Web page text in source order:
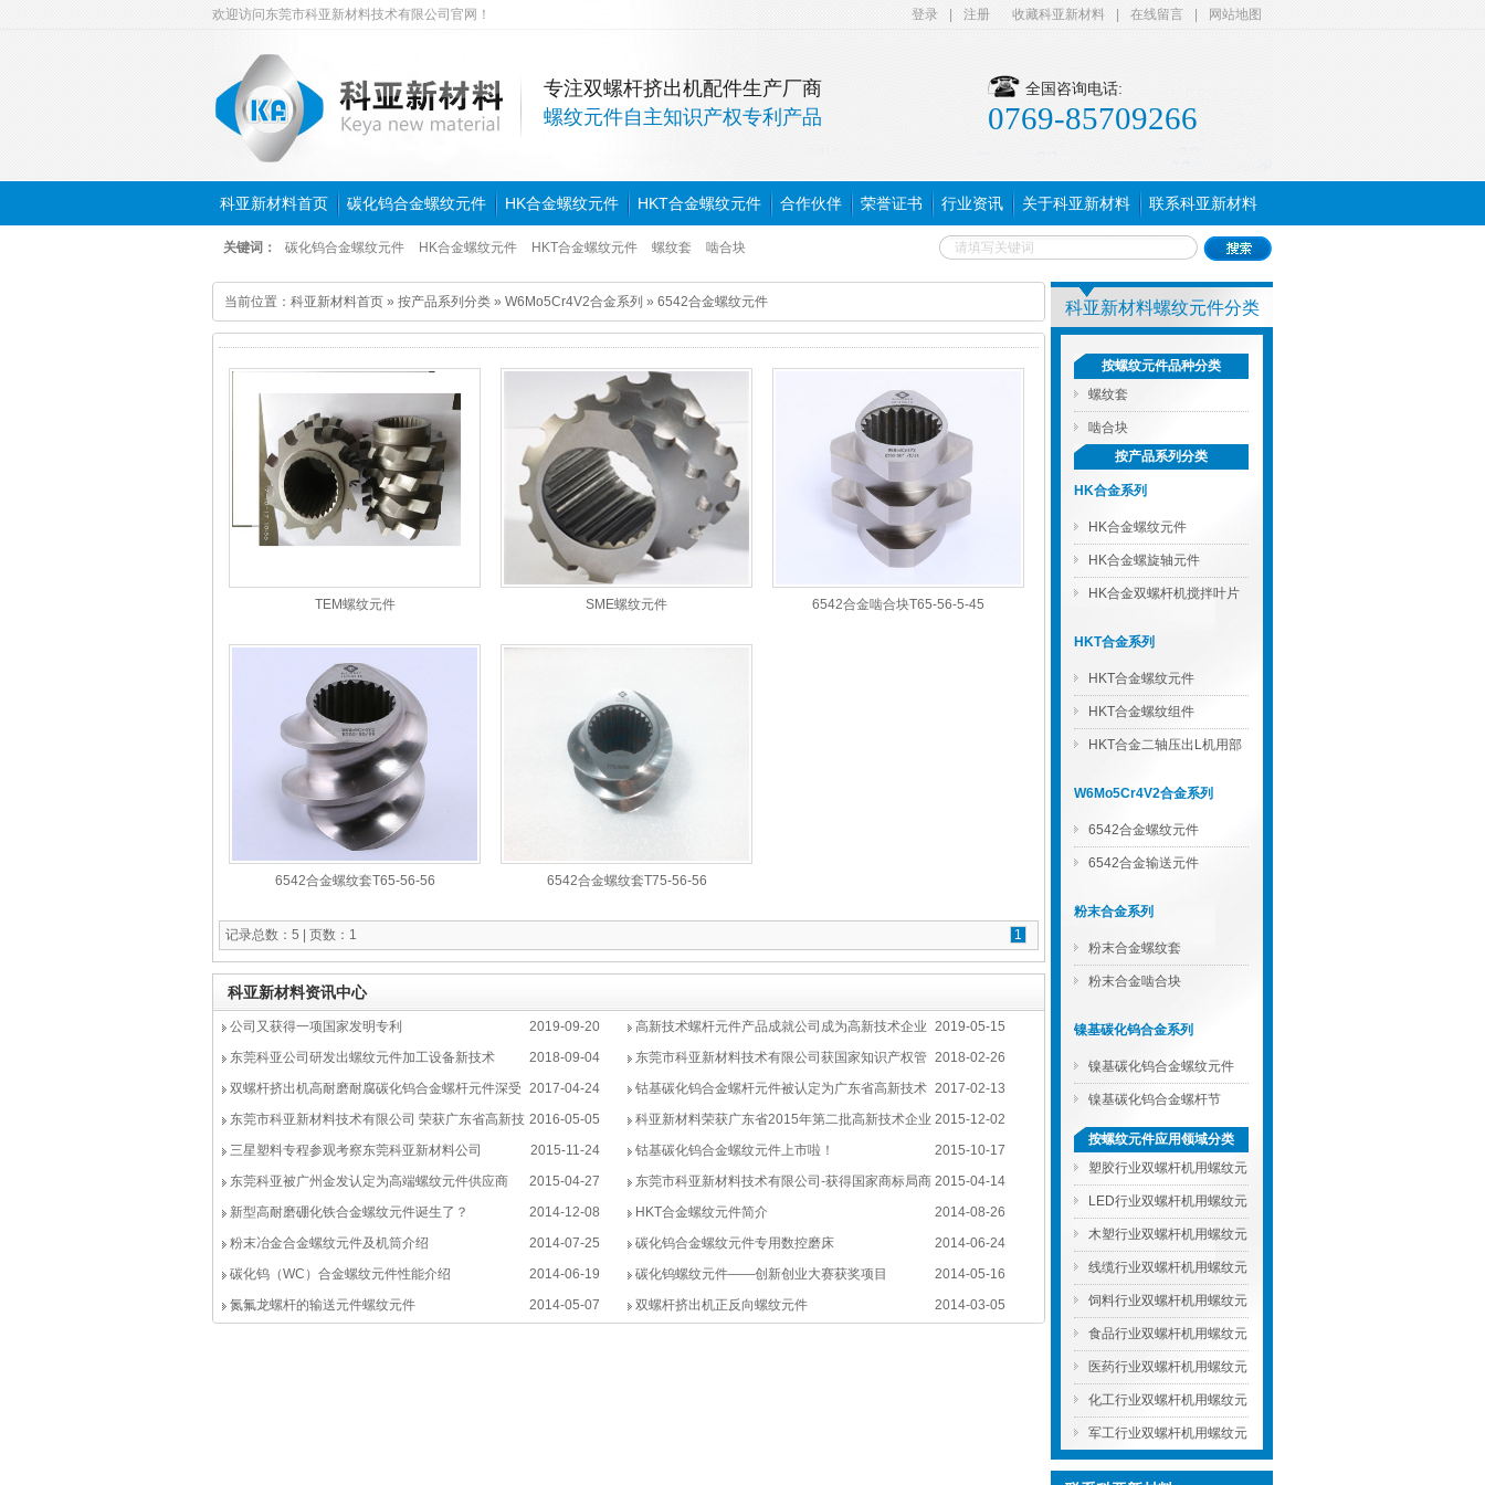
登录 注册 收藏科亚新材料 在线留言 网站地图
欢迎访问东莞市科亚新材料技术有限公司官网！
专注双螺杆挤出机配件生产厂商
螺纹元件自主知识产权专利产品
全国咨询电话:
0769-85709266
科亚新材料首页 碳化钨合金螺纹元件 HK合金螺纹元件 HKT合金螺纹元件 合作伙伴 荣誉证书 行业资讯 关于科亚新材料 联系科亚新材料
关键词： 碳化钨合金螺纹元件 HK合金螺纹元件 HKT合金螺纹元件 螺纹套 啮合块
当前位置： 科亚新材料首页 » 按产品系列分类 » W6Mo5Cr4V2合金系列 » 6542合金螺纹元件
TEM螺纹元件 SME螺纹元件 6542合金啮合块T65-56-5-45
6542合金螺纹套T65-56-56 6542合金螺纹套T75-56-56
记录总数：5 | 页数：1 1
科亚新材料资讯中心
2019-09-20
公司又获得一项国家发明专利 2019-05-15
高新技术螺杆元件产品成就公司成为高新技术企业
2018-09-04
东莞科亚公司研发出螺纹元件加工设备新技术 2018-02-26
东莞市科亚新材料技术有限公司获国家知识产权管
理体系贯标证书
2017-04-24
双螺杆挤出机高耐磨耐腐碳化钨合金螺杆元件深受
境外客户欢迎
2017-02-13
钴基碳化钨合金螺杆元件被认定为广东省高新技术
产品
2016-05-05
东莞市科亚新材料技术有限公司 荣获广东省高新技
术企业（培育）入库奖励
2015-12-02
科亚新材料荣获广东省2015年第二批高新技术企业
培育入库奖励补助
2015-11-24
三星塑料专程参观考察东莞科亚新材料公司 2015-10-17
钴基碳化钨合金螺纹元件上市啦！
2015-04-27
东莞科亚被广州金发认定为高端螺纹元件供应商 2015-04-14
东莞市科亚新材料技术有限公司-获得国家商标局商
标注册证书
2014-12-08
新型高耐磨硼化铁合金螺纹元件诞生了？ 2014-08-26
HKT合金螺纹元件简介
2014-07-25
粉末冶金合金螺纹元件及机筒介绍 2014-06-24
碳化钨合金螺纹元件专用数控磨床
2014-06-19
碳化钨（WC）合金螺纹元件性能介绍 2014-05-16
碳化钨螺纹元件——创新创业大赛获奖项目
2014-05-07
氮氟龙螺杆的输送元件螺纹元件 2014-03-05
双螺杆挤出机正反向螺纹元件
科亚新材料螺纹元件分类
按螺纹元件品种分类
螺纹套
啮合块
按产品系列分类
HK合金系列
HK合金螺纹元件
HK合金螺旋轴元件
HK合金双螺杆机搅拌叶片
HKT合金系列
HKT合金螺纹元件
HKT合金螺纹组件
HKT合金二轴压出L机用部
W6Mo5Cr4V2合金系列
6542合金螺纹元件
6542合金输送元件
粉末合金系列
粉末合金螺纹套
粉末合金啮合块
镍基碳化钨合金系列
镍基碳化钨合金螺纹元件
镍基碳化钨合金螺杆节
按螺纹元件应用领域分类
塑胶行业双螺杆机用螺纹元
件
LED行业双螺杆机用螺纹元
件
木塑行业双螺杆机用螺纹元
件
线缆行业双螺杆机用螺纹元
件
饲料行业双螺杆机用螺纹元
件
食品行业双螺杆机用螺纹元
件
医药行业双螺杆机用螺纹元
件
化工行业双螺杆机用螺纹元
件
军工行业双螺杆机用螺纹元